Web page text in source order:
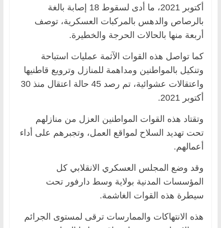
أكتوبر 2021، ما أدى لسقوط 18 إصابة بالغة
بالرصاص والدهس بالمركبات العسكرية، توصف
أربعة منها بالحالات الحرجة والخطيرة.
كما تواصل هذه القوات الآثمة عمليات استباحة
وتنكيل بالمواطنين ومداهمة للمنازل وترويع قاطنيها
واعتقالات عشوائية، تم رصد 45 حالة اعتقال منذ 30
أكتوبر 2021.
وتقتاد هذه القوات المواطنين العزل من منازلهم
تحت تهديد السلاح لمواقع العمل، وتجبرهم على أداء
أعمالهم.
وقد وضع المجلس العسكري الانقلابي كل
المؤسسات المدنية بولاية وسط دارفور تحت
سيطرة هذه القوات الغاشمة.
هذه الانتهاكات والممارسات ترقى لمستوى الجرائم